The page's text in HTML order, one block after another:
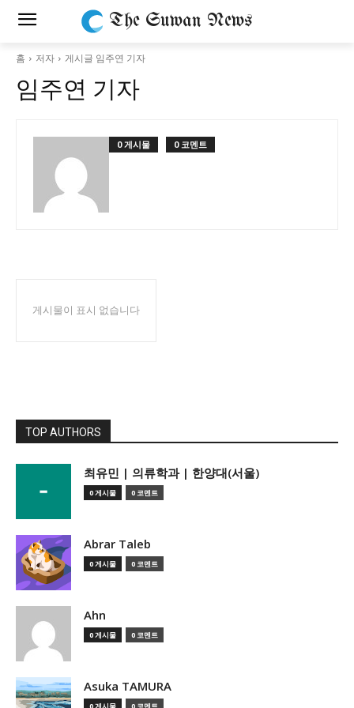
The Suwan News
홈 저자 게시글 임주연 기자
임주연 기자
0 게시물 0 코멘트
게시물이 표시 없습니다
TOP AUTHORS
­최유민 | 의류학과 | 한양대(서울)
0 게시물 0 코멘트
Abrar Taleb
0 게시물 0 코멘트
Ahn
0 게시물 0 코멘트
Asuka TAMURA